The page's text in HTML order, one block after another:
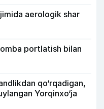
aerologik shar
portlatish bilan
qo‘rqadigan,
Yorqinxo‘ja